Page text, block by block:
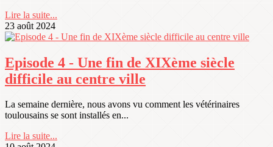
Lire la suite...
23 août 2024
Episode 4 - Une fin de XIXème siècle
difficile au centre ville
La semaine dernière, nous avons vu comment les vétérinaires
toulousains se sont installés en...
Lire la suite...